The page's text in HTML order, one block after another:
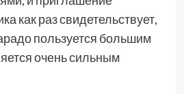
как раз свидетельствует,
пользуется большим
очень сильным